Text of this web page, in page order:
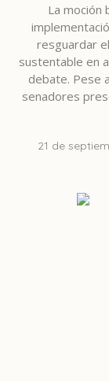
La moción
resguardar
sustentable en
debate. Pese
senadores
21 de